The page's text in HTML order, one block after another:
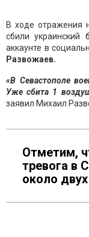
В ходе отражения
сбили украинский
аккаунте в
Развожаев.
«В Севастополе
Уже сбита 1
заявил Михаил
Отметим,
тревога в
около